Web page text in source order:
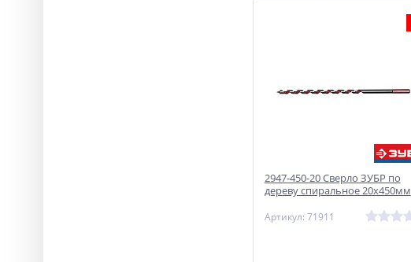
2947-450-20 Сверло ЗУБР по
дереву спиральное 20х450мм
Артикул: 71911